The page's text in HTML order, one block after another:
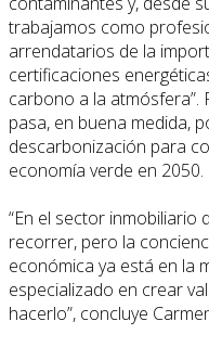
trabajamos como
arrendatarios de la
certificaciones
carbono a la
pasa, en buena medida,
descarbonización para
economía verde en 2050.
“En el sector
recorrer, pero la
económica ya está en la
especializado en crear
hacerlo”, concluye